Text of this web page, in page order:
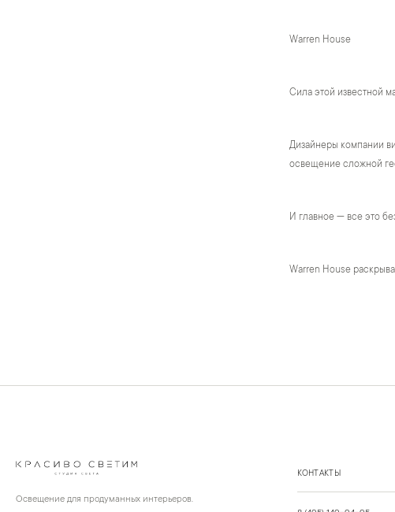
Warren House
Сила этой известной
Дизайнеры компании
освещение сложной
И главное — все это
Warren House
Освещение для продуманных интерьеров.
КОНТАКТЫ